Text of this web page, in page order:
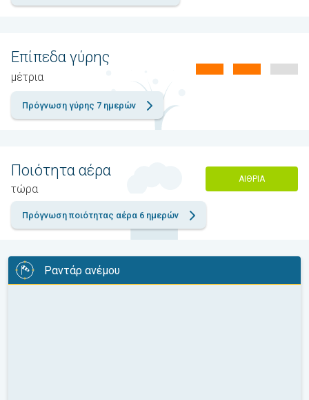
Επίπεδα γύρης
μέτρια
Πρόγνωση γύρης 7 ημερών
Ποιότητα αέρα
τώρα
ΑΊΘΡΙΑ
Πρόγνωση ποιότητας αέρα 6 ημερών
Ραντάρ ανέμου